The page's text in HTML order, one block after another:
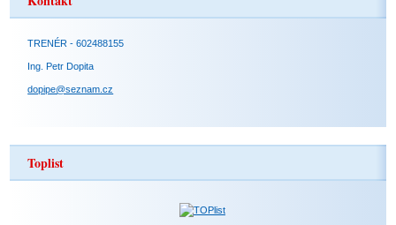
TRENÉR - 602488155
Ing. Petr Dopita
dopipe@seznam.cz
Toplist